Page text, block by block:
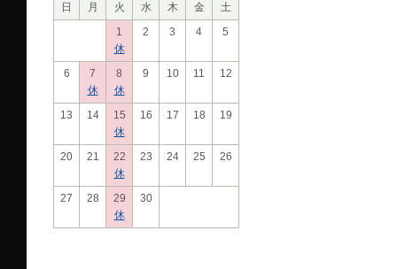
日
月 火 水 木 金
土
1
休
2 3 4 5
6
7
休
8
休
9 10 11 12
13 14
15
休
16 17 18 19
20 21
22
休
23 24 25 26
27 28
29
休
30